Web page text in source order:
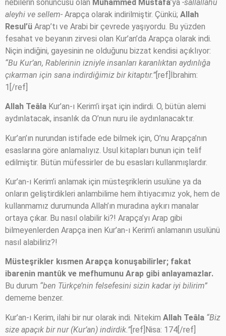
nebilerin sonuncusu olan Muhammed Mustafa’ya -sallallahu
aleyhi ve sellem- Arapça olarak indirilmiştir. Çünkü; Allah
Resul’ü Arap’tı ve Arabi bir çevrede yaşıyordu. Bu yüzden
fesahat ve beyanın zirvesi olan Kur’an’da Arapça olarak indi.
Niçin indiğini, gayesinin ne olduğunu bizzat kendisi açıklıyor:
“Bu Kur’an, Rablerinin izniyle insanları karanlıktan aydınlığa
çıkarman için sana indirdiğimiz bir kitaptır.” [ref]İbrahim:
1[/ref]
Allah Teâla Kur’an-ı Kerim’i irşat için indirdi. O, bütün alemi
aydınlatacak, insanlık da O’nun nuru ile aydınlanacaktır.
Kur’an’ın nurundan istifade ede bilmek için, O’nu Arapça’nın
esaslarına göre anlamalıyız. Usul kitapları bunun için telif
edilmiştir. Bütün müfessirler de bu esasları kullanmışlardır.
Kur’an-ı Kerim’i anlamak için müsteşriklerin usulüne ya da
onların geliştirdikleri anlambilime hem ihtiyacımız yok, hem de
kullanmamız durumunda Allah’ın muradına aykırı manalar
ortaya çıkar. Bu nasıl olabilir ki?! Arapça’yı Arap gibi
bilmeyenlerden Arapça inen Kur’an-ı Kerim’i anlamanın usulünü
nasıl alabiliriz?!
Müsteşrikler kısmen Arapça konuşabilirler; fakat
ibarenin mantûk ve mefhumunu Arap gibi anlayamazlar.
Bu durum “ben Türkçe’nin felsefesini sizin kadar iyi bilirim”
dememe benzer.
Kur’an-ı Kerim, ilahi bir nur olarak indi. Nitekim Allah Teâla “Biz
size apaçık bir nur (Kur’an) indirdik.” [ref]Nisa: 174[/ref]